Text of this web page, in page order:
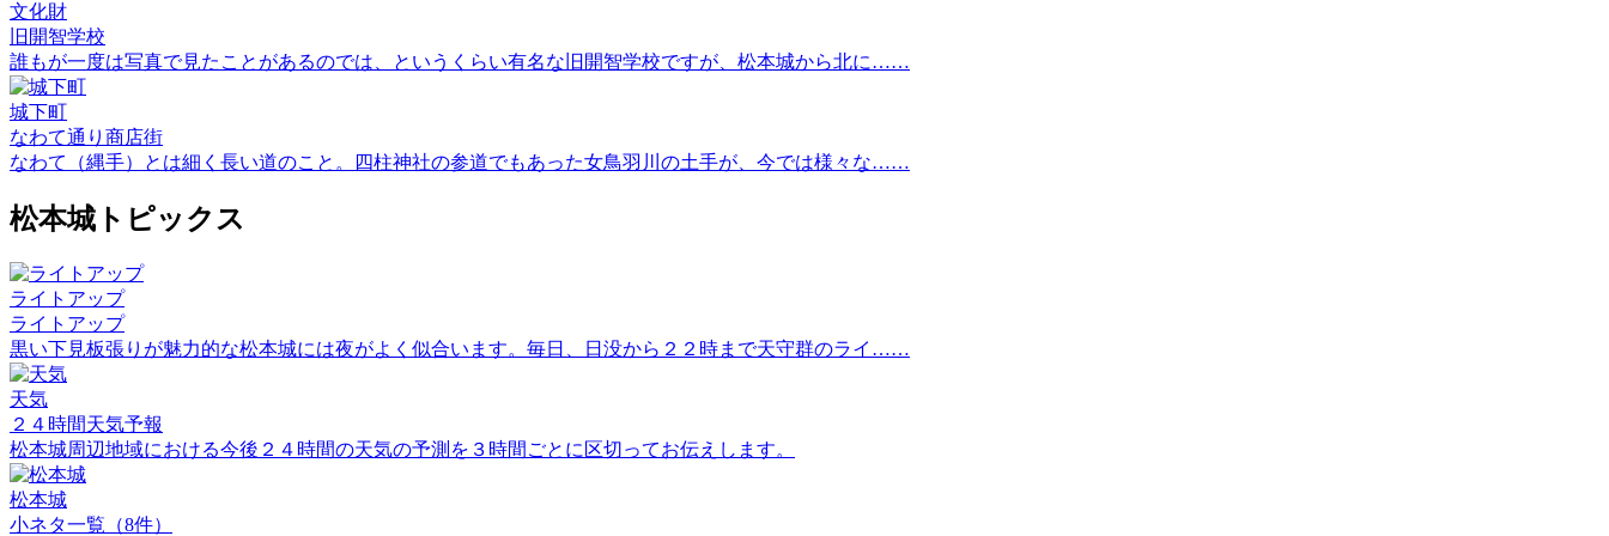
文化財
旧開智学校
誰もが一度は写真で見たことがあるのでは、というくらい有名な旧開智学校ですが、松本城から北に……
城下町
なわて通り商店街
なわて（縄手）とは細く長い道のこと。四柱神社の参道でもあった女鳥羽川の土手が、今では様々な……
松本城トピックス
ライトアップ
ライトアップ
黒い下見板張りが魅力的な松本城には夜がよく似合います。毎日、日没から２２時まで天守群のライ……
天気
２４時間天気予報
松本城周辺地域における今後２４時間の天気の予測を３時間ごとに区切ってお伝えします。
松本城
小ネタ一覧（8件）